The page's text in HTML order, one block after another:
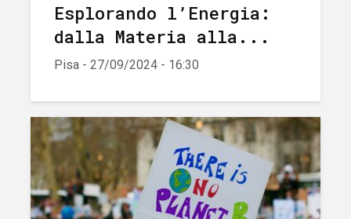
Esplorando l’Energia:
dalla Materia alla...
Pisa - 27/09/2024 - 16:30